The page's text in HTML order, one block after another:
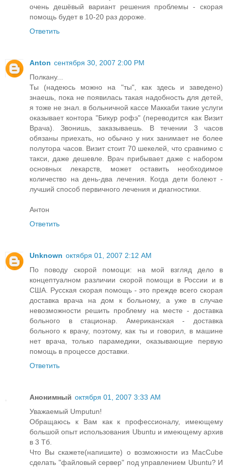
очень дешёвый вариант решения проблемы - скорая
помощь будет в 10-20 раз дороже.
Ответить
Anton сентября 30, 2007 2:00 PM
Полкану...
Ты (надеюсь можно на "ты", как здесь и заведено)
знаешь, пока не появилась такая надобность для детей,
я тоже не знал. в больничной кассе Маккаби такие услуги
оказывает контора "Бикур рофэ" (переводится как Визит
Врача). Звонишь, заказываешь. В течении 3 часов
обязаны приехать, но обычно у них занимает не более
полутора часов. Визит стоит 70 шекелей, что сравнимо с
такси, даже дешевле. Врач прибывает даже с набором
основных лекарств, может оставить необходимое
количество на день-два лечения. Когда дети болеют -
лучший способ первичного лечения и диагностики.
Антон
Ответить
Unknown октября 01, 2007 2:12 AM
По поводу скорой помощи: на мой взгляд дело в
концептуалном различии скорой помощи в России и в
США. Русская скорая помощь - это прежде всего скорая
доставка врача на дом к больному, а уже в случае
невозможности решить проблему на месте - доставка
больного в стационар. Американская - доставка
больного к врачу, поэтому, как ты и говорил, в машине
нет врача, только парамедики, оказывающие первую
помощь в процессе доставки.
Ответить
Анонимный октября 01, 2007 3:33 AM
Уважаемый Umputun!
Обращаюсь к Вам как к профессионалу, имеющему
большой опыт использования Ubuntu и имеющему архив
в 3 Тб.
Что Вы скажете(напишите) о возможности из MасCube
сделать "файловый сервер" под управлением Ubuntu? И